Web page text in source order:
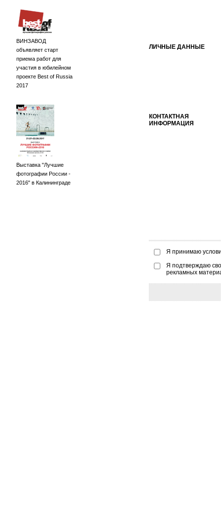
ВИНЗАВОД
объявляет старт
приема работ для
участия в юбилейном
проекте Best of Russia
2017
Выставка "Лучшие
фотографии России -
2016" в Калининграде
ЛИЧНЫЕ ДАННЫЕ
КОНТАКТНАЯ
ИНФОРМАЦИЯ
Я принимаю
Я подтверждаю
рекламных